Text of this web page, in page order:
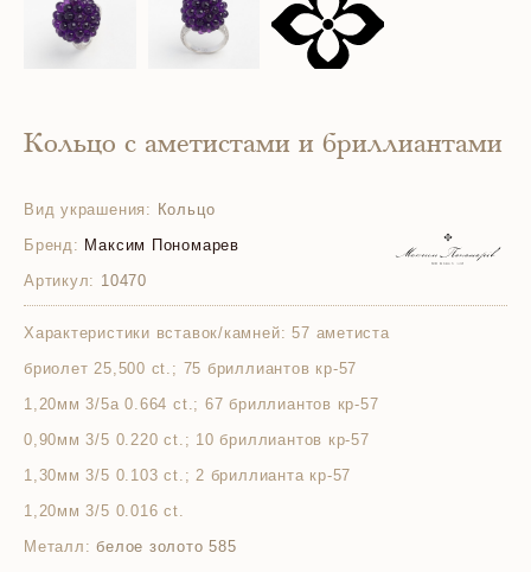
Кольцо с аметистами и бриллиантами
Вид украшения: Кольцо
Бренд: Максим Пономарев
Артикул: 10470
Характеристики вставок/камней: 57 аметиста
бриолет 25,500 ct.; 75 бриллиантов кр-57
1,20мм 3/5а 0.664 ct.; 67 бриллиантов кр-57
0,90мм 3/5 0.220 ct.; 10 бриллиантов кр-57
1,30мм 3/5 0.103 ct.; 2 бриллианта кр-57
1,20мм 3/5 0.016 ct.
Металл: белое золото 585